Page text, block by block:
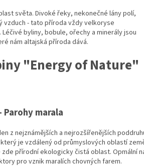
světa. Divoké řeky, nekonečné lány polí,
vzduch - tato příroda vždy velkoryse
byliny, bobule, ořechy a minerály jsou
nám altajská příroda dává.
"Energy of Nature"
marala
z nejznámějších a nejrozšířenějších
je vzdálený od průmyslových oblastí
zde přírodní ekologicky čistá oblast. Opmální
pro vznik maralích chovných farem.